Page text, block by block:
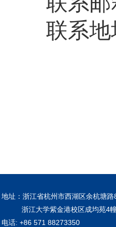
联系
地址：浙江省杭州市西湖区余杭塘路
浙江大学紫金港校区成均苑4
电话: +86 571 88273350